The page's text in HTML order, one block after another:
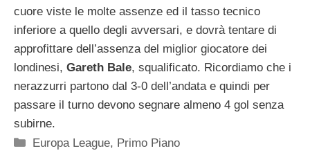
cuore viste le molte assenze ed il tasso tecnico
inferiore a quello degli avversari, e dovrà tentare di
approfittare dell’assenza del miglior giocatore dei
londinesi, Gareth Bale, squalificato. Ricordiamo che i
nerazzurri partono dal 3-0 dell’andata e quindi per
passare il turno devono segnare almeno 4 gol senza
subirne.
Categorie
Europa League, Primo Piano